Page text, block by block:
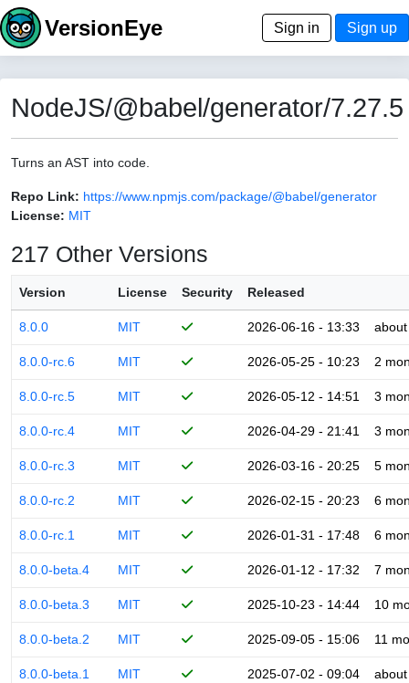
VersionEye Sign in Sign up
NodeJS/@babel/generator/7.27.5
Turns an AST into code.
Repo Link: https://www.npmjs.com/package/@babel/generator
License: MIT
217 Other Versions
Version License Security Released
8.0.0 MIT 2026-06-16 - 13:33
8.0.0-rc.6 MIT 2026-05-25 - 10:23 2
8.0.0-rc.5 MIT 2026-05-12 - 14:51 3
8.0.0-rc.4 MIT 2026-04-29 - 21:41 3
8.0.0-rc.3 MIT 2026-03-16 - 20:25 5
8.0.0-rc.2 MIT 2026-02-15 - 20:23 6
8.0.0-rc.1 MIT 2026-01-31 - 17:48 6
8.0.0-beta.4 MIT 2026-01-12 - 17:32 7
8.0.0-beta.3 MIT 2025-10-23 - 14:44 10
8.0.0-beta.2 MIT 2025-09-05 - 15:06 11
8.0.0-beta.1 MIT 2025-07-02 - 09:04